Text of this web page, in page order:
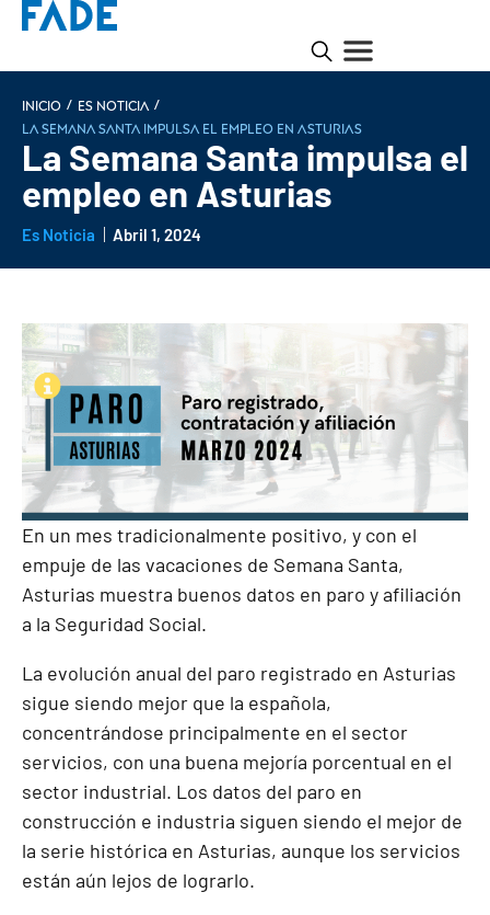
INICIO / Es noticia /
La Semana Santa impulsa el empleo en Asturias
La Semana Santa impulsa el
empleo en Asturias
Es Noticia Abril 1, 2024
En un mes tradicionalmente positivo, y con el
empuje de las vacaciones de Semana Santa,
Asturias muestra buenos datos en paro y afiliación
a la Seguridad Social.
La evolución anual del paro registrado en Asturias
sigue siendo mejor que la española,
concentrándose principalmente en el sector
servicios, con una buena mejoría porcentual en el
sector industrial. Los datos del paro en
construcción e industria siguen siendo el mejor de
la serie histórica en Asturias, aunque los servicios
están aún lejos de lograrlo.